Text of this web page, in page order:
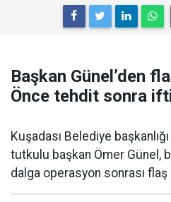
Başkan Günel’den
Önce tehdit sonra
Kuşadası Belediye
tutkulu başkan Ömer Günel,
dalga operasyon sonrası flaş